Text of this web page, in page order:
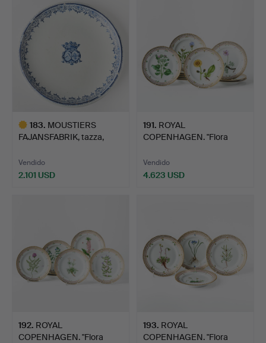
183. MOUSTIERS
FAJANSFABRIK, tazza,
Vendido
2.101 USD
191. ROYAL
COPENHAGEN. "Flora
Vendido
4.623 USD
192. ROYAL
COPENHAGEN. "Flora
193. ROYAL
COPENHAGEN. "Flora